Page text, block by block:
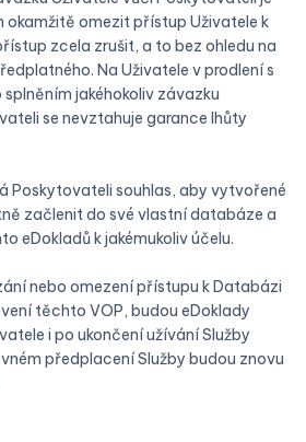
okamžitě omezit přístup Uživatele k
zcela zrušit, a to bez ohledu na
Na Uživatele v prodlení s
jakéhokoliv závazku
se nevztahuje garance lhůty
Poskytovateli souhlas, aby vytvořené
začlenit do své vlastní databáze a
eDokladů k jakémukoliv účelu.
nebo omezení přístupu k Databázi
těchto VOP, budou eDoklady
i po ukončení užívání Služby
předplacení Služby budou znovu